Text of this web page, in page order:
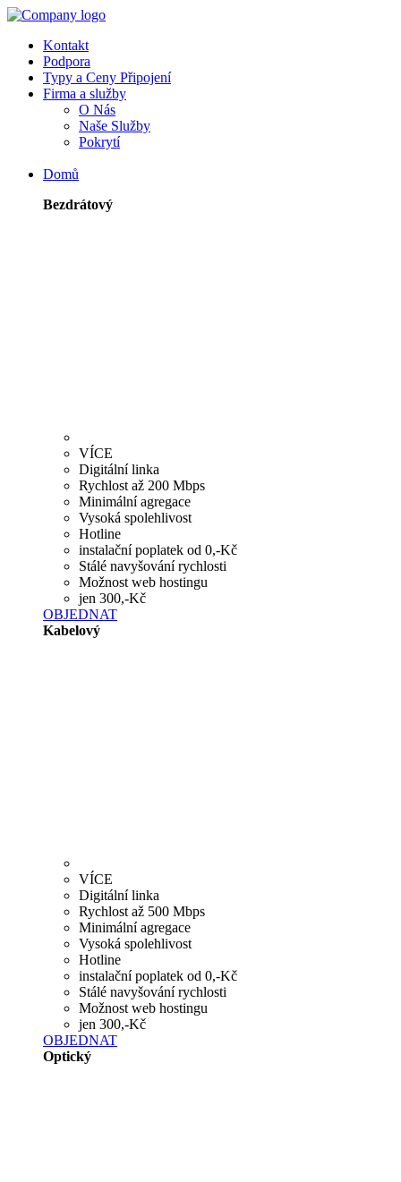
Kontakt
Podpora
Typy a Ceny Připojení
Firma a služby
O Nás
Naše Služby
Pokrytí
Domů
Bezdrátový
VÍCE
Digitální linka
Rychlost až 200 Mbps
Minimální agregace
Vysoká spolehlivost
Hotline
instalační poplatek od 0,-Kč
Stálé navyšování rychlosti
Možnost web hostingu
jen 300,-Kč
OBJEDNAT
Kabelový
VÍCE
Digitální linka
Rychlost až 500 Mbps
Minimální agregace
Vysoká spolehlivost
Hotline
instalační poplatek od 0,-Kč
Stálé navyšování rychlosti
Možnost web hostingu
jen 300,-Kč
OBJEDNAT
Optický